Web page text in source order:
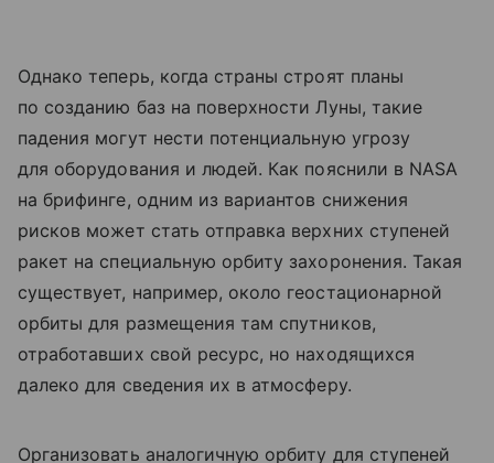
Однако теперь, когда страны строят планы
по созданию баз на поверхности Луны, такие
падения могут нести потенциальную угрозу
для оборудования и людей. Как пояснили в NASA
на брифинге, одним из вариантов снижения
рисков может стать отправка верхних ступеней
ракет на специальную орбиту захоронения. Такая
существует, например, около геостационарной
орбиты для размещения там спутников,
отработавших свой ресурс, но находящихся
далеко для сведения их в атмосферу.
Организовать аналогичную орбиту для ступеней